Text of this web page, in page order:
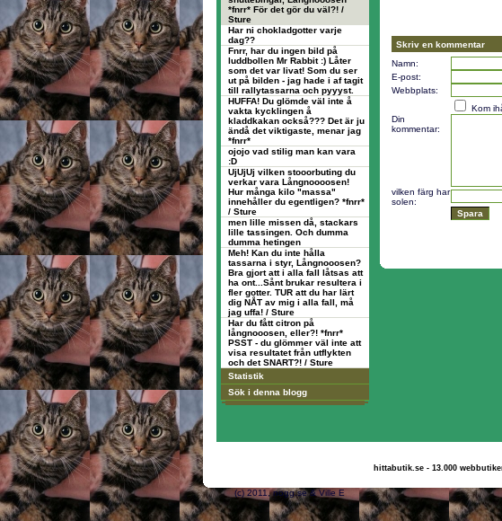
*fnrr* För det gör du väl?! /
Sture
Har ni chokladgotter varje
dag??
Fnrr, har du ingen bild på
luddbollen Mr Rabbit :) Låter
som det var livat! Som du ser
ut på bilden - jag hade i af tagit
till rallytassarna och pyyyst.
HUFFA! Du glömde väl inte å
vakta kycklingen å
kladdkakan också??? Det är ju
ändå det viktigaste, menar jag
*fnrr*
ojojo vad stilig man kan vara
:D
UjUjUj vilken stooorbuting du
verkar vara Långnoooosen!
Hur många kilo "massa"
innehåller du egentligen? *fnrr*
/ Sture
men lille missen då, stackars
lille tassingen. Och dumma
dumma hetingen
Meh! Kan du inte hålla
tassarna i styr, Långnooosen?
Bra gjort att i alla fall låtsas att
ha ont...Sånt brukar resultera i
fler gotter. TUR att du har lärt
dig NÅT av mig i alla fall, må
jag uffa! / Sture
Har du fått citron på
långnooosen, eller?! *fnrr*
PSST - du glömmer väl inte att
visa resultatet från utflykten
och det SNART?! / Sture
Statistik
Sök i denna blogg
Skriv en kommentar
Namn:
E-post:
Webbplats:
Kom
Din
kommentar:
vilken färg har
solen:
hittabutik.se - 13.000
(c) 2011, nogg.se & Ville E